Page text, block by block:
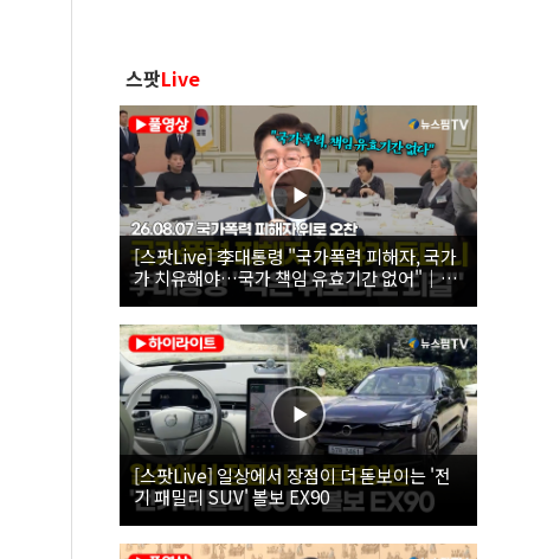
스팟Live
[스팟Live] 李대통령 "국가폭력 피해자, 국가
가 치유해야…국가 책임 유효기간 없어"｜
26.08.07 국가폭력 피해자 위로 오찬
[스팟Live] 일상에서 장점이 더 돋보이는 '전
기 패밀리 SUV' 볼보 EX90